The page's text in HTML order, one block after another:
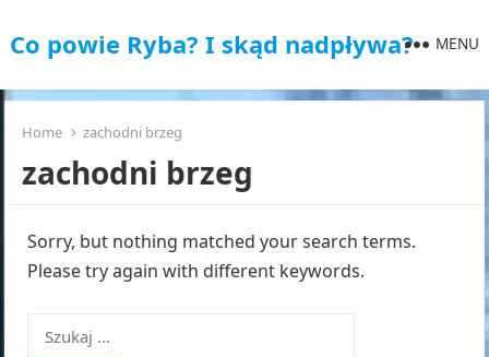
Co powie Ryba? I skąd nadpływa? MENU
Home zachodni brzeg
zachodni brzeg
Sorry, but nothing matched your search terms.
Please try again with different keywords.
Szukaj: